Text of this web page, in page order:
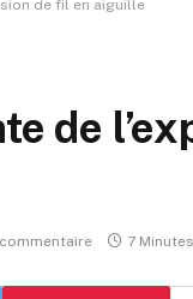
de fil en aiguille
de
7